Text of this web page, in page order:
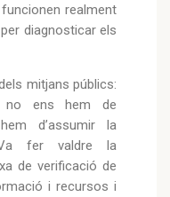
realment
diagnosticar els
mitjans públics:
no ens hem de
d’assumir la
Va fer valdre la
de verificació de
i recursos i